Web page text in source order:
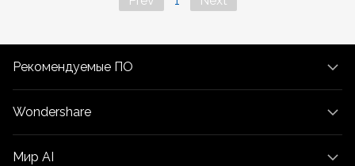
Все Функции PDF
Рекомендуемые ПО
Wondershare
Мир AI